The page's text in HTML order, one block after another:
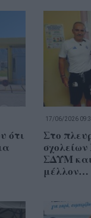
ότι
17/06/2026
Στο
ΣΔΥΜ
μέλλον…